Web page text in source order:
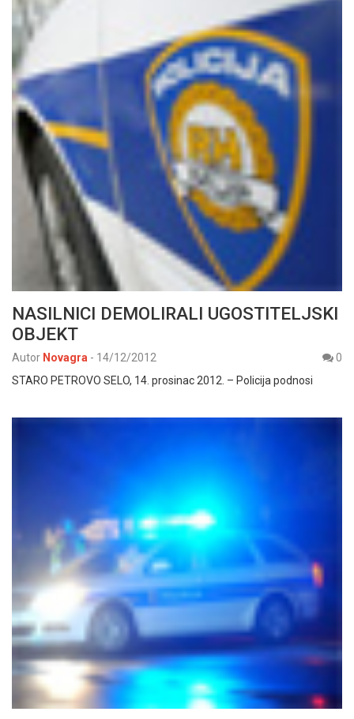
NASILNICI DEMOLIRALI UGOSTITELJSKI
OBJEKT
Autor Novagra - 14/12/2012
0
STARO PETROVO SELO, 14. prosinac 2012. – Policija podnosi